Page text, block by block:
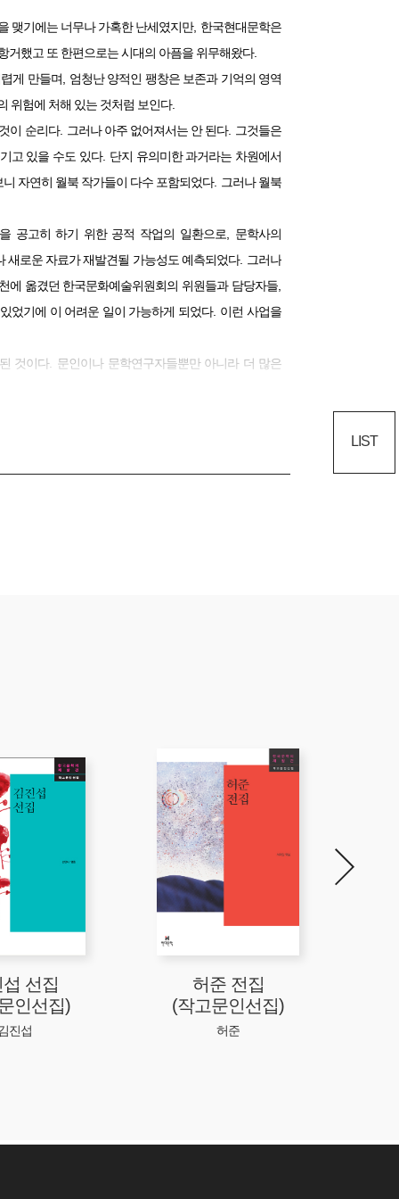
맺기에는 너무나 가혹한 난세였지만, 한국현대문학은
거했고 또 한편으로는 시대의 아픔을 위무해왔다.
게 만들며
엄청난 양적인 팽창은 보존과 기억의 영역
위험에 처해 있는 것처럼 보인다.
이 순리다. 그러나 아주 없어져서는 안 된다. 그것들은
고 있을 수도 있다. 단지 유의미한 과거라는 차원에서
자연히 월북 작가들이 다수 포함되었다. 그러나 월북
공고히 하기 위한 공적 작업의 일환으로
문학사의
새로운 자료가 재발견될 가능성도 예측되었다. 그러나
에 옮겼던 한국문화예술위원회의 위원들과 담당자들
었기에 이 어려운 일이 가능하게 되었다. 이런 사업을
것이다. 문인이나 문학연구자들뿐만 아니라 더 많은
LIST
섭 선집
인선집)
진섭
허준 전집
(작고문인선집)
허준